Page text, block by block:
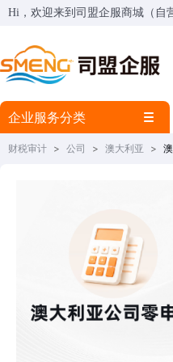
Hi，欢迎来到司盟企服商城（自
企业服务分类
财税审计 > 公司 > 澳大利亚 >